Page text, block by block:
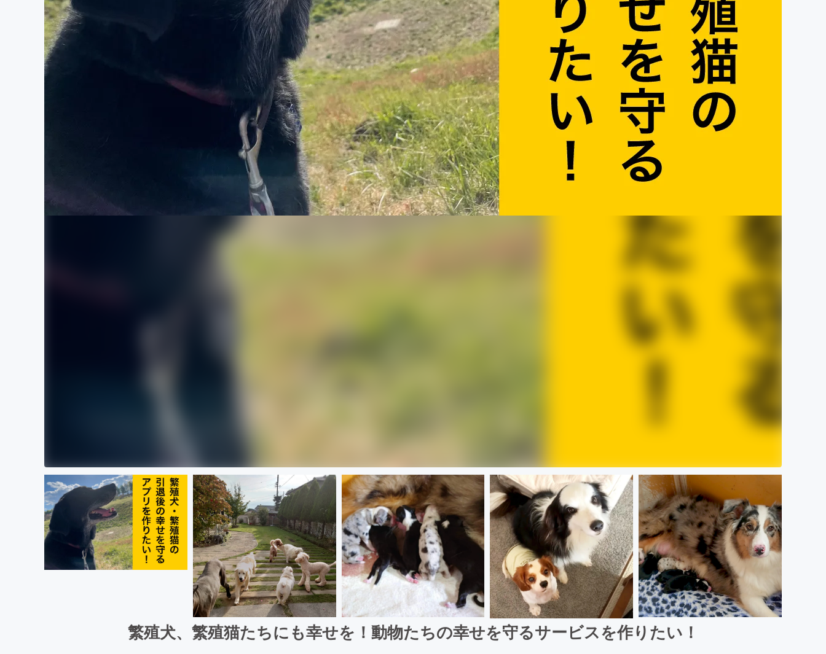
繁殖犬、繁殖猫たちにも幸せを！動物たちの幸せを守るサービスを作りたい！